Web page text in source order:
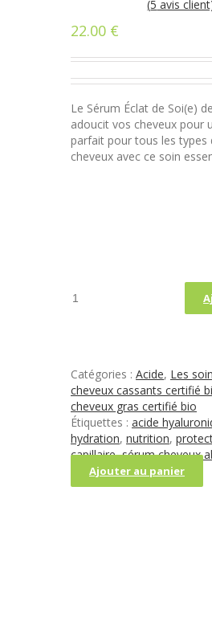
sur 5
notations
client
(5 avis
22.00 €
Le Sérum Éclat de Soi(e)
adoucit vos cheveux pour
parfait pour tous les types
cheveux avec ce soin
de
Soi(e)
à
l'Acide
Hyaluronique
certifié
BIO
Catégories : Acide, Les
cheveux cassants certifié
cheveux gras certifié bio
Étiquettes : acide
hydration, nutrition,
capillaire,sérum cheveux
Ajouter au panier